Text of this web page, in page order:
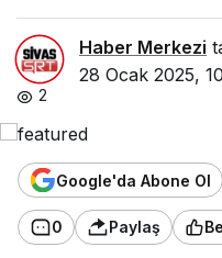
Haber Merkezi
28 Ocak 2025,
2
Google'da Abone Ol
0 Paylaş